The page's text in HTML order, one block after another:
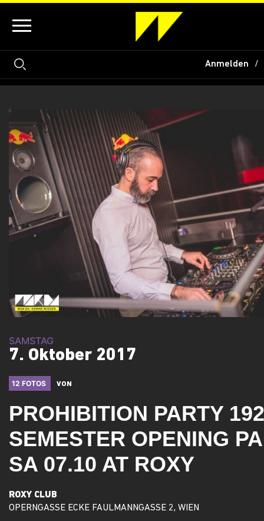
Anmelden
SAMSTAG
7. Oktober 2017
12 FOTOS VON
PROHIBITION PARTY
SEMESTER OPENING
SA 07.10 AT ROXY
ROXY CLUB
OPERNGASSE ECKE FAULMANNGASSE 2, WIEN